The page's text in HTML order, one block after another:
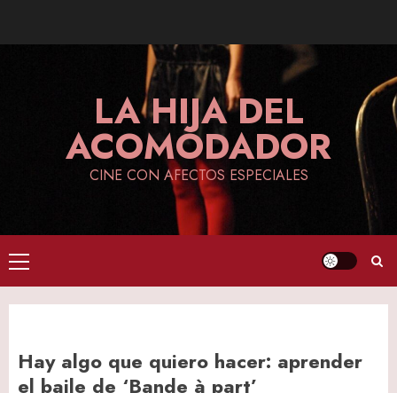
LA HIJA DEL
ACOMODADOR
CINE CON AFECTOS ESPECIALES
Primary
Menu
Hay algo que quiero hacer: aprender
el baile de ‘Bande à part’